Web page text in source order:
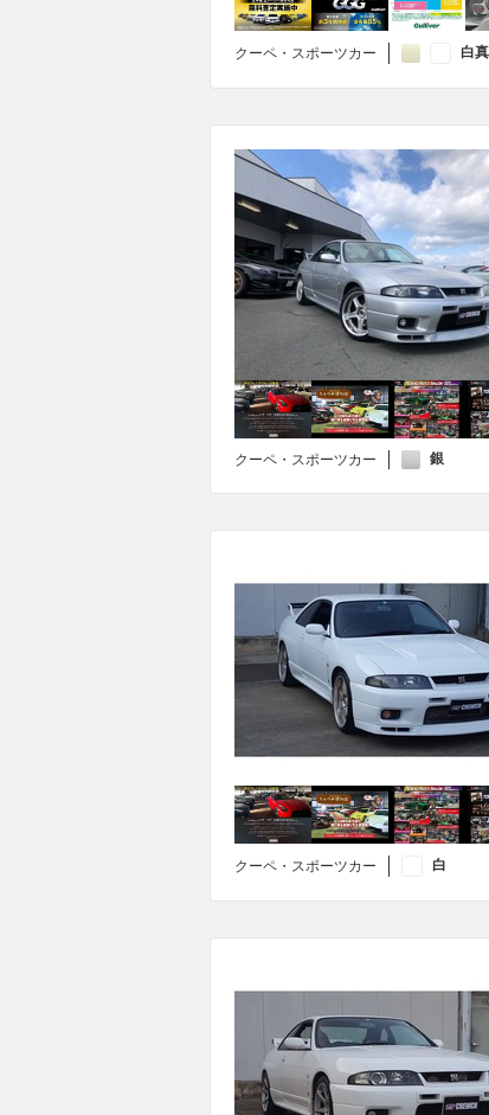
クーペ・スポーツカー 白
クーペ・スポーツカー 銀
クーペ・スポーツカー 白